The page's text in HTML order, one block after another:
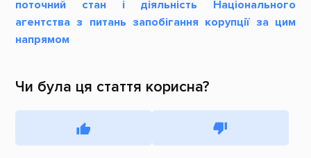
поточний стан і діяльність Національного
агентства з питань запобігання корупції за цим
напрямом
Чи була ця стаття корисна?